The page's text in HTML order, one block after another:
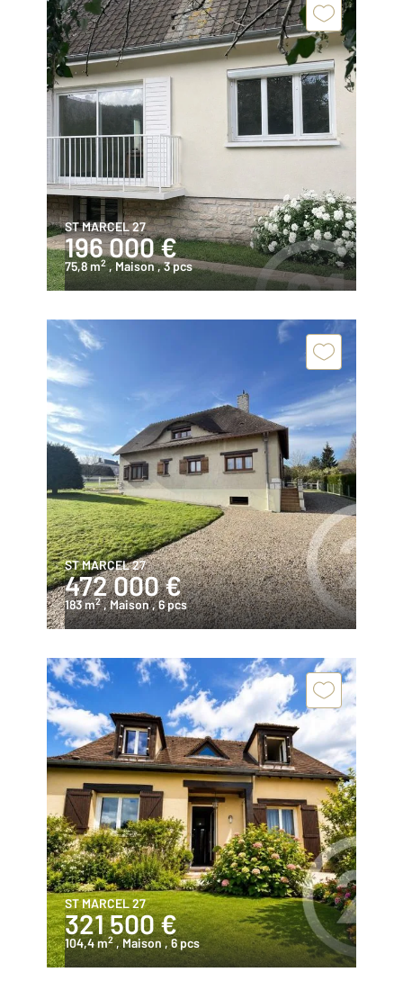
ST MARCEL 27
196 000 €
75,8 m2 , Maison, 3 pcs
ST MARCEL 27
472 000 €
183 m2 , Maison, 6 pcs
ST MARCEL 27
321 500 €
104,4 m2 , Maison, 6 pcs